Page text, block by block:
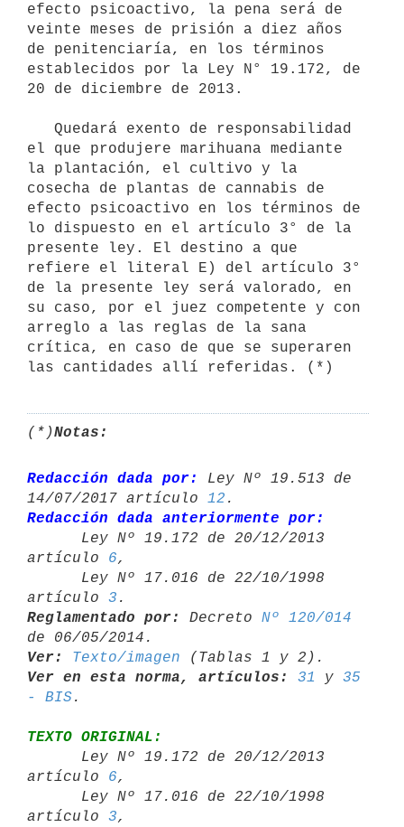
efecto psicoactivo, la pena será de
veinte meses de prisión a diez años
de penitenciaría, en los términos
establecidos por la Ley N° 19.172, de
20 de diciembre de 2013.
el que produjere marihuana mediante
la plantación, el cultivo y la
cosecha de plantas de cannabis de
efecto psicoactivo en los términos de
lo dispuesto en el artículo 3° de la
presente ley. El destino a que
refiere el literal E) del artículo 3°
de la presente ley será valorado, en
su caso, por el juez competente y con
arreglo a las reglas de la sana
crítica, en caso de que se superaren
(*)Notas:
Redacción dada por:
Ley Nº 19.513 de
14/07/2017 artículo 12
Redacción dada anteriormente por:
artículo 6,
artículo 3
Reglamentado por:
Decreto Nº 120/014
Ver:
Texto/imagen
Ver en esta norma, artículos:
31 y 35
- BIS
TEXTO ORIGINAL:
artículo 6,
artículo 3,